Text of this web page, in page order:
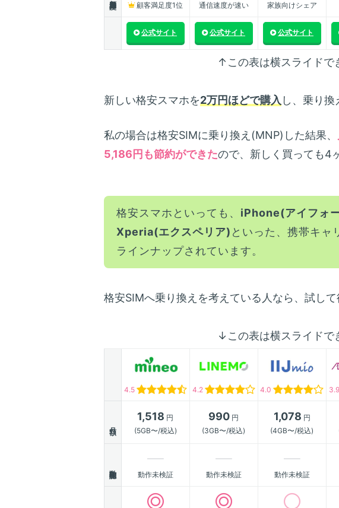
顧客満足度1位 通信速度が速い 家族向けシェア
公式サイト 公式サイト 公式サイト
↑この表は横スライドで
新しい格安スマホを2万円ほどで購入 し、乗り換
私の場合は格安SIMに乗り換え(MNP)した結果、
5,186円も節約ができたので、新しく買っても4
格安スマホといっても、 iPhone(アイフォ
Xperia(エクスペリア) といった、携帯キャ
ラインナップされています。
格安SIMへ乗り換えを考えている人なら、試して
↓この表は横スライドで
4.5 4.2 4.0 3.9
1,518 円
(5GB〜/税込)
990 円
(3GB〜/税込)
1,078 円
(4GB〜/税込)
動作未検証 動作未検証 動作未検証